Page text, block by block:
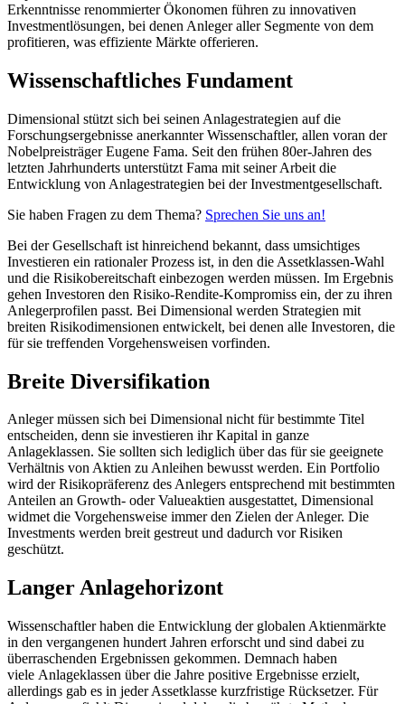
Erkenntnisse renommierter Ökonomen führen zu innovativen
Investmentlösungen, bei denen Anleger aller Segmente von dem
profitieren, was effiziente Märkte offerieren.
Wissenschaftliches Fundament
Dimensional stützt sich bei seinen Anlagestrategien auf die
Forschungsergebnisse anerkannter Wissenschaftler, allen voran der
Nobelpreisträger Eugene Fama. Seit den frühen 80er-Jahren des
letzten Jahrhunderts unterstützt Fama mit seiner Arbeit die
Entwicklung von Anlagestrategien bei der Investmentgesellschaft.
Sie haben Fragen zu dem Thema? Sprechen Sie uns an!
Bei der Gesellschaft ist hinreichend bekannt, dass umsichtiges
Investieren ein rationaler Prozess ist, in den die Assetklassen-Wahl
und die Risikobereitschaft einbezogen werden müssen. Im Ergebnis
gehen Investoren den Risiko-Rendite-Kompromiss ein, der zu ihren
Anlegerprofilen passt. Bei Dimensional werden Strategien mit
breiten Risikodimensionen entwickelt, bei denen alle Investoren, die
für sie treffenden Vorgehensweisen vorfinden.
Breite Diversifikation
Anleger müssen sich bei Dimensional nicht für bestimmte Titel
entscheiden, denn sie investieren ihr Kapital in ganze
Anlageklassen. Sie sollten sich lediglich über das für sie geeignete
Verhältnis von Aktien zu Anleihen bewusst werden. Ein Portfolio
wird der Risikopräferenz des Anlegers entsprechend mit bestimmten
Anteilen an ­Growth- oder ­Valueaktien ausgestattet, Dimensional
widmet die Vorgehensweise immer den Zielen der Anleger. Die
Investments werden breit gestreut und dadurch vor Risiken
geschützt.
Langer Anlagehorizont
Wissenschaftler haben die Entwicklung der globalen Aktienmärkte
in den vergangenen hundert Jahren erforscht und sind dabei zu
überraschenden Ergebnissen gekommen. Demnach haben
viele Anlageklassen über die Jahre positive Ergebnisse erzielt,
allerdings gab es in jeder Assetklasse kurzfristige Rücksetzer. Für